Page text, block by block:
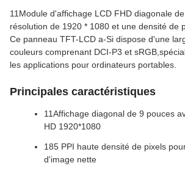
11Module d'affichage LCD FHD diagonale
résolution de 1920 * 1080 et une densité de
Ce panneau TFT-LCD a-Si dispose d'une
couleurs comprenant DCI-P3 et
les applications pour ordinateurs portables.
Principales caractéristiques
11Affichage diagonal de 9 pouces
HD 1920*1080
185 PPI haute densité de pixels
d'image nette